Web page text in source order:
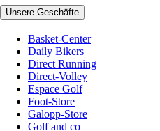
Unsere Geschäfte
Basket-Center
Daily Bikers
Direct Running
Direct-Volley
Espace Golf
Foot-Store
Galopp-Store
Golf and co